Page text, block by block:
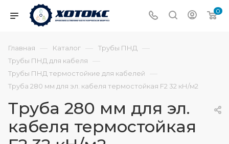
0
Главная — Каталог — Трубы ПНД —
Трубы ПНД для кабеля —
Трубы ПНД термостойкие для кабелей —
Труба 280 мм для эл. кабеля термостойкая F2 32 кН/м2
Труба 280 мм для эл.
кабеля термостойкая